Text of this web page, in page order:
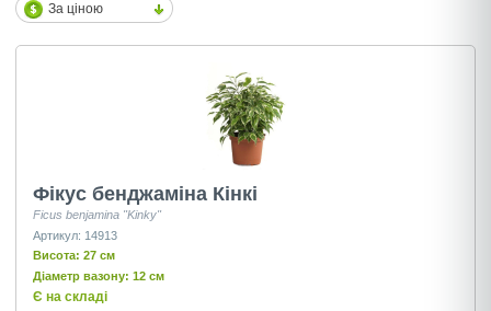
За ціною
Фікус бенджаміна Кінкі
Ficus benjamina "Kinky"
Артикул: 14913
Висота: 27 см
Діаметр вазону: 12 см
Є на складі